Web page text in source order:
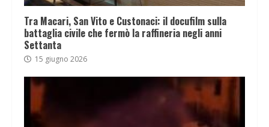
Tra Macari, San Vito e Custonaci: il docufilm sulla
battaglia civile che fermò la raffineria negli anni
Settanta
15 giugno 2026